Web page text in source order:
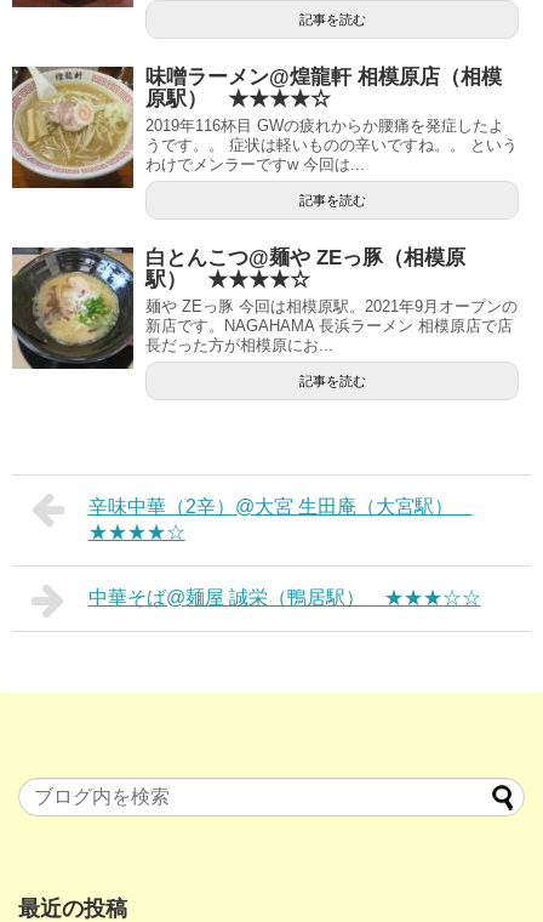
記事を読む
味噌ラーメン@煌龍軒 相模原店（相模
原駅） ★★★★☆
2019年116杯目 GWの疲れからか腰痛を発症したよ
うです。。 症状は軽いものの辛いですね。。 という
わけでメンラーですw 今回は...
記事を読む
白とんこつ@麺や ZEっ豚（相模原
駅） ★★★★☆
麺や ZEっ豚 今回は相模原駅。2021年9月オープンの
新店です。NAGAHAMA 長浜ラーメン 相模原店で店
長だった方が相模原にお...
記事を読む
辛味中華（2辛）@大宮 生田庵（大宮駅）
★★★★☆
中華そば@麺屋 誠栄（鴨居駅） ★★★☆☆
最近の投稿